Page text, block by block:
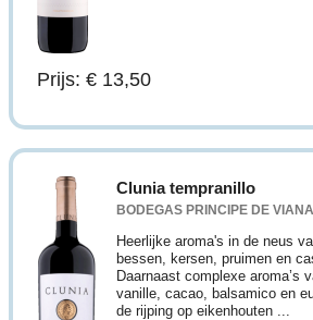
Prijs: € 13,50
Clunia tempranillo
BODEGAS PRINCIPE DE
Heerlijke aroma's in de neus
bessen, kersen, pruimen en
Daarnaast complexe aroma’s
vanille, cacao, balsamico en
de rijping op eikenhouten ...